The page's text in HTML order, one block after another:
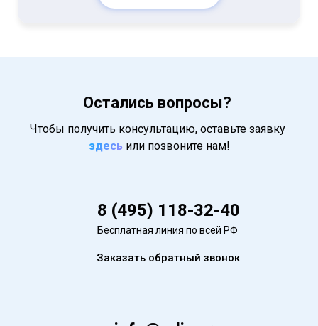
Остались вопросы?
Чтобы получить консультацию, оставьте заявку
здесь или позвоните нам!
8 (495) 118-32-40
Бесплатная линия по всей РФ
Заказать обратный звонок